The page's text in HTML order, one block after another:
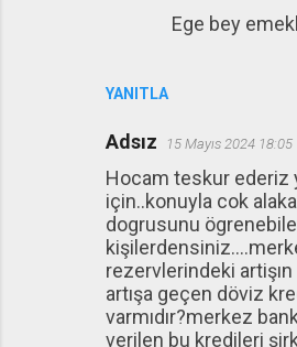
YANITLA
Ege bey
Adsız 15 Mayıs 2024 18:05
Hocam teskur ederiz
için..konuyla cok
dogrusunu
rezervlerindeki
artışa geçen döviz
varmıdır?merkez
verilen bu kredileri